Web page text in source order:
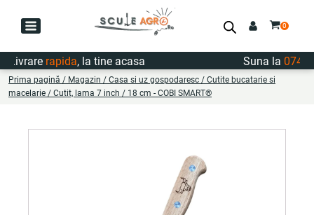
rapida, la tine acasa Suna la
Prima pagină / Magazin / Casa si uz gospodaresc / Cutite bucatarie si
macelarie / Cutit, lama 7 inch / 18 cm - COBI SMART®